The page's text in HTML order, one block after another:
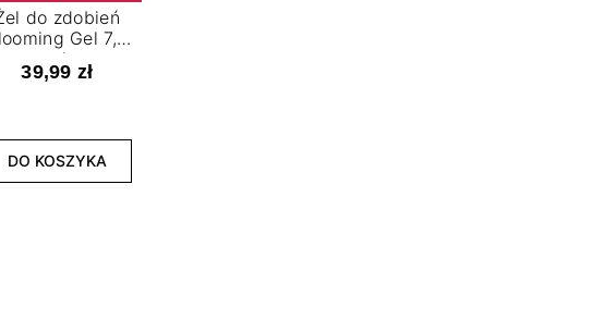
do zdobień
Gel 7,2
ml
39,99 zł
DO KOSZYKA